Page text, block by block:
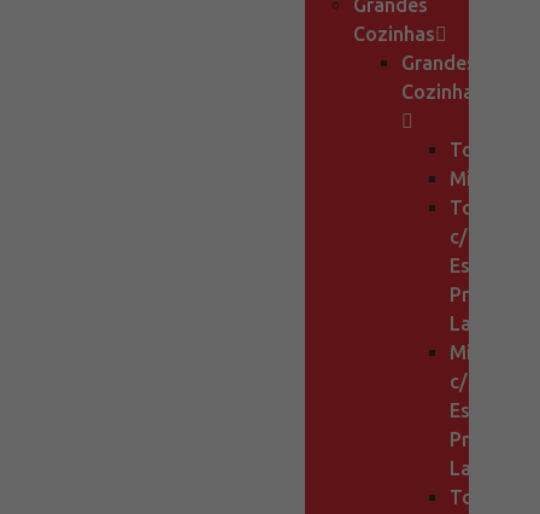
Grandes
Cozinhas
Grandes
Cozinhas
Torneiras
Torneira
c/
Esguicho
Pré-
Lavagem
c/
Esguicho
Pré-
Lavagem
Torneiras